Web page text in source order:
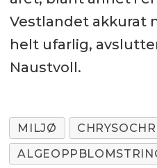
Vestlandet akkurat
helt ufarlig,
Naustvoll.
MILJØ